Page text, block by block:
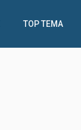
TOP TEMA